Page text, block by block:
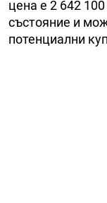
цена е 2 642
състояние и
потенциални